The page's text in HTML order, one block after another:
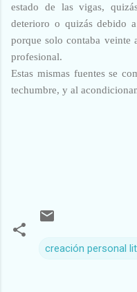
estado de las vigas,
deterioro o quizás debido
porque solo contaba veinte
profesional.
Estas mismas fuentes se
techumbre, y al
creación personal